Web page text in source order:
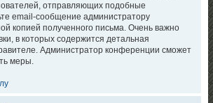
отправляющих подобные
email-сообщение администратору
копией полученного письма. Очень важно
в которых содержится детальная
Администратор конференции сможет
меры.